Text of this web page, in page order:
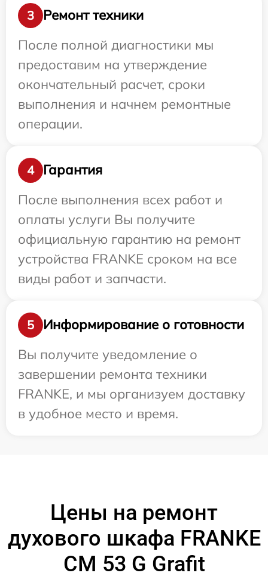
3
Ремонт техники
После полной диагностики мы
предоставим на утверждение
окончательный расчет, сроки
выполнения и начнем ремонтные
операции.
4
Гарантия
После выполнения всех работ и
оплаты услуги Вы получите
официальную гарантию на ремонт
устройства FRANKE сроком на все
виды работ и запчасти.
5
Информирование о готовности
Вы получите уведомление о
завершении ремонта техники
FRANKE, и мы организуем доставку
в удобное место и время.
Цены на ремонт
духового шкафа FRANKE
CM 53 G Grafit